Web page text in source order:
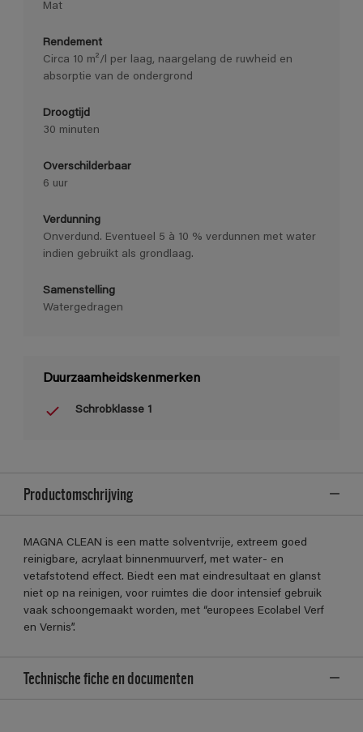
Mat
Rendement
Circa 10 m²/l per laag, naargelang de ruwheid en
absorptie van de ondergrond
Droogtijd
30 minuten
Overschilderbaar
6 uur
Verdunning
Onverdund. Eventueel 5 à 10 % verdunnen met water
indien gebruikt als grondlaag.
Samenstelling
Watergedragen
Duurzaamheidskenmerken
Schrobklasse 1
Productomschrijving
MAGNA CLEAN is een matte solventvrije, extreem goed
reinigbare, acrylaat binnenmuurverf, met water- en
vetafstotend effect. Biedt een mat eindresultaat en glanst
niet op na reinigen, voor ruimtes die door intensief gebruik
vaak schoongemaakt worden, met “europees Ecolabel Verf
en Vernis”.
Technische fiche en documenten